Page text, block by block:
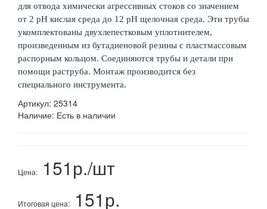
для отвода химически агрессивных стоков со значением
от 2 рН кислая среда до 12 рН щелочная среда. Эти трубы
укомплектованы двухлепестковым уплотнителем,
произведенным из бутадиеновой резины с пластмассовым
распорным кольцом. Соединяются трубы и детали при
помощи раструба. Монтаж производится без
специального инструмента.
Артикул: 25314
Наличие: Есть в наличии
Цена: 151р./шт
Итоговая цена: 151р.